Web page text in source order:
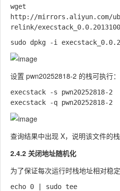
wget
http://mirrors.aliyun.com/
设置 pwn20252818-2 的栈可执行：
execstack -s pwn20252818-2
查询结果中出现 X，说明该文件的
2.4.2 关闭地址随机化
为了保证每次运行时栈地址相对稳
echo 0 | sudo tee